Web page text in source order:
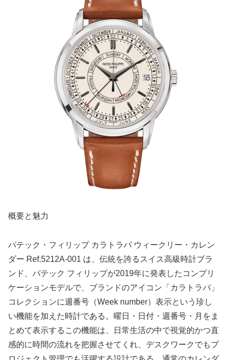
概要と魅力
パテック・フィリップ カラトラバ ウィークリー・カレン
ダー Ref.5212A‑001 は、伝統を誇るスイス高級時計ブラ
ンド、パテック フィリップが2019年に発表したコンプリ
ケーションモデルで、ブランドのアイコン「カラトラバ」
コレクションに週番号（Week number）表示という珍し
い機能を加えた時計である。曜日・日付・週番号・月をま
とめて表示するこの機能は、日常生活の中で視覚的かつ直
感的に時間の流れを把握させてくれ、デスクワークでもプ